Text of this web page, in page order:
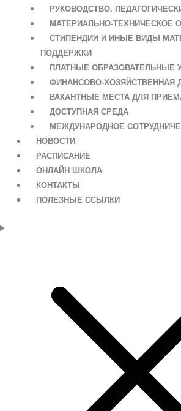
РУКОВОДСТВО.
МАТЕРИАЛЬНО-ТЕХНИЧЕСКОЕ
СТИПЕНДИИ И ИНЫЕ ВИДЫ
ПОДДЕРЖКИ
ПЛАТНЫЕ ОБРАЗОВАТЕЛЬНЫЕ
ФИНАНСОВО-ХОЗЯЙСТВЕННАЯ
ВАКАНТНЫЕ МЕСТА ДЛЯ
ДОСТУПНАЯ СРЕДА
МЕЖДУНАРОДНОЕ
НОВОСТИ
РАСПИСАНИЕ
ОНЛАЙН ШКОЛА
КОНТАКТЫ
ПОЛЕЗНЫЕ ССЫЛКИ